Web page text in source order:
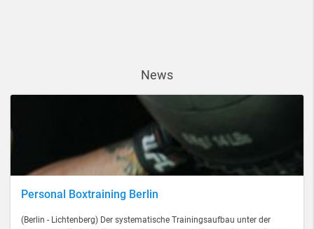
News
Personal Boxtraining Berlin
(Berlin - Lichtenberg) Der systematische Trainingsaufbau unter der